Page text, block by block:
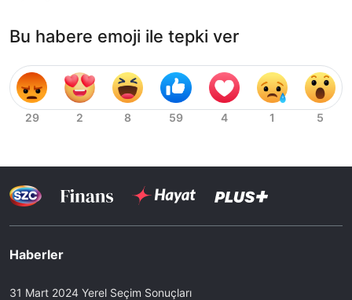
Bu habere emoji ile tepki ver
Haberler
31 Mart 2024 Yerel Seçim Sonuçları